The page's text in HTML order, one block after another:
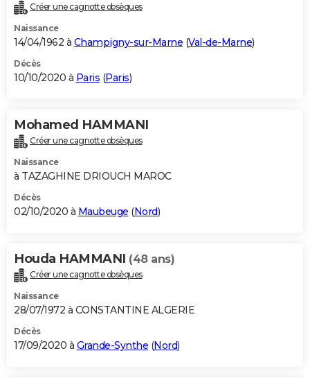
Créer une cagnotte obsèques
Naissance
14/04/1962 à Champigny-sur-Marne (Val-de-Marne)
Décès
10/10/2020 à Paris (Paris)
Mohamed HAMMANI
Créer une cagnotte obsèques
Naissance
à TAZAGHINE DRIOUCH MAROC
Décès
02/10/2020 à Maubeuge (Nord)
Houda HAMMANI (48 ans)
Créer une cagnotte obsèques
Naissance
28/07/1972 à CONSTANTINE ALGERIE
Décès
17/09/2020 à Grande-Synthe (Nord)